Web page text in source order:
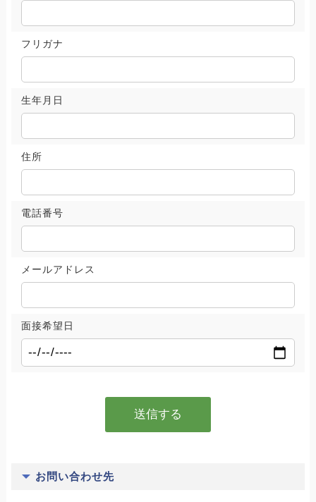
フリガナ
生年月日
住所
電話番号
メールアドレス
面接希望日
お問い合わせ先